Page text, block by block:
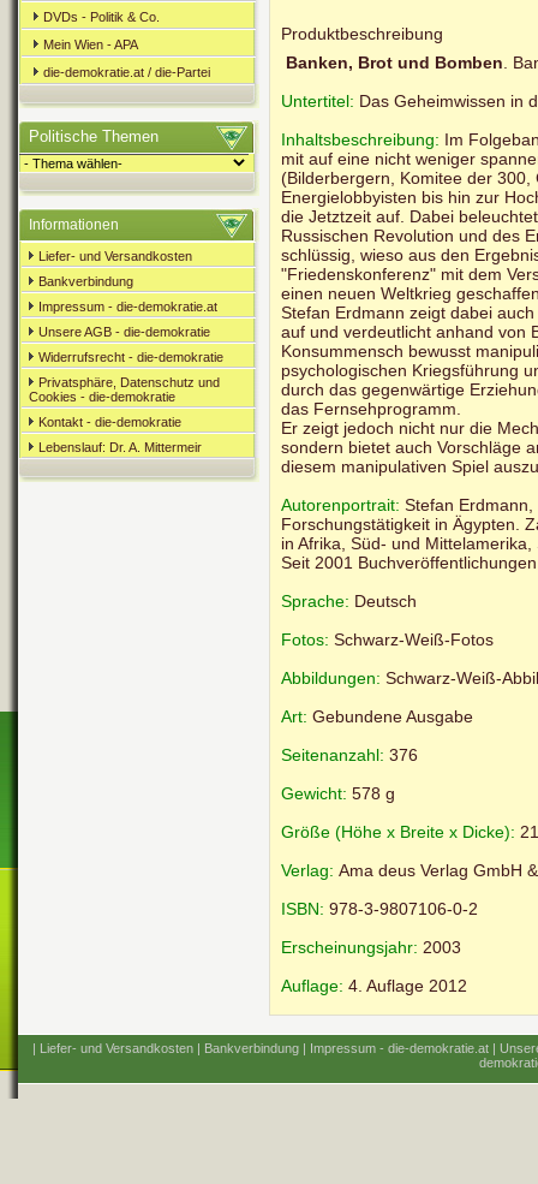
DVDs - Politik & Co.
Mein Wien - APA
die-demokratie.at / die-Partei
Politische Themen
Informationen
Liefer- und Versandkosten
Bankverbindung
Impressum - die-demokratie.at
Unsere AGB - die-demokratie
Widerrufsrecht - die-demokratie
Privatsphäre, Datenschutz und
Cookies - die-demokratie
Kontakt - die-demokratie
Lebenslauf: Dr. A. Mittermeir
Produktbeschreibung
Banken, Brot und Bomben .
Untertitel: Das Geheimwissen in
Inhaltsbeschreibung: Im
mit auf eine nicht weniger
(Bilderbergern, Komitee der
Energielobbyisten bis hin zur
die Jetztzeit auf. Dabei
Russischen Revolution und des
schlüssig, wieso aus den
"Friedenskonferenz" mit dem
einen neuen Weltkrieg
Stefan Erdmann zeigt dabei
auf und verdeutlicht anhand von
Konsummensch bewusst
psychologischen Kriegsführung
durch das gegenwärtige
das Fernsehprogramm.
Er zeigt jedoch nicht nur die
sondern bietet auch Vorschläge
diesem manipulativen Spiel
Autorenportrait: Stefan
Forschungstätigkeit in Ägypten.
in Afrika, Süd- und
Seit 2001
Sprache: Deutsch
Fotos: Schwarz-Weiß-Fotos
Abbildungen: Schwarz-Weiß-
Art: Gebundene Ausgabe
Seitenanzahl: 376
Gewicht: 578 g
Größe (Höhe x Breite x Dicke):
Verlag: Ama deus Verlag GmbH
ISBN: 978-3-9807106-0-2
Erscheinungsjahr: 2003
Auflage: 4. Auflage 2012
| Liefer- und Versandkosten | Bankverbindung | Impressum - die-demokratie.at |